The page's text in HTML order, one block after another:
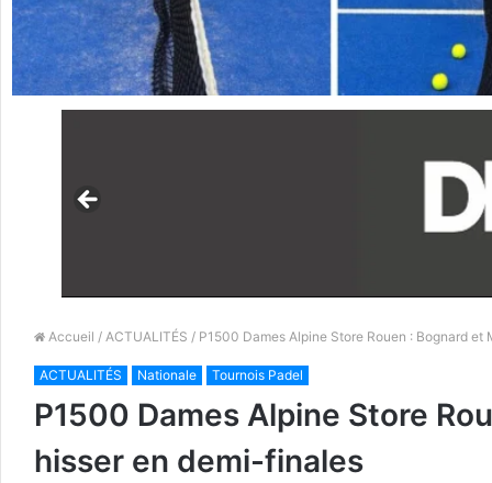
Accueil / ACTUALITÉS / P1500 Dames Alpine Store Rouen : Bognard
ACTUALITÉS Nationale Tournois Padel
P1500 Dames Alpine Store
hisser en demi-finales